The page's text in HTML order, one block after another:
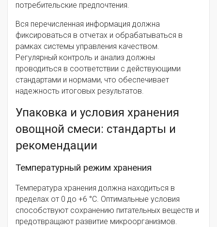
потребительские предпочтения.
Вся перечисленная информация должна
фиксироваться в отчетах и обрабатываться в
рамках системы управления качеством.
Регулярный контроль и анализ должны
проводиться в соответствии с действующими
стандартами и нормами, что обеспечивает
надежность итоговых результатов.
Упаковка и условия хранения
овощной смеси: стандарты и
рекомендации
Температурный режим хранения
Температура хранения должна находиться в
пределах от 0 до +6 °C. Оптимальные условия
способствуют сохранению питательных веществ и
предотвращают развитие микроорганизмов.